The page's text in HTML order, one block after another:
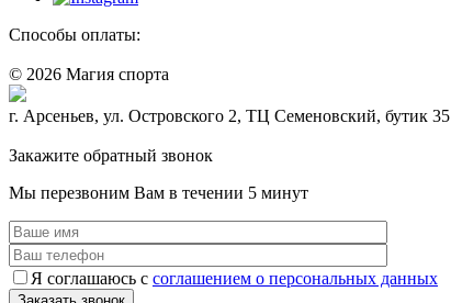
Способы оплаты:
© 2026 Магия спорта
г. Арсеньев, ул. Островского 2, ТЦ Семеновский, бутик 35
Закажите обратный звонок
Мы перезвоним Вам в течении 5 минут
Я соглашаюсь с соглашением о персональных данных